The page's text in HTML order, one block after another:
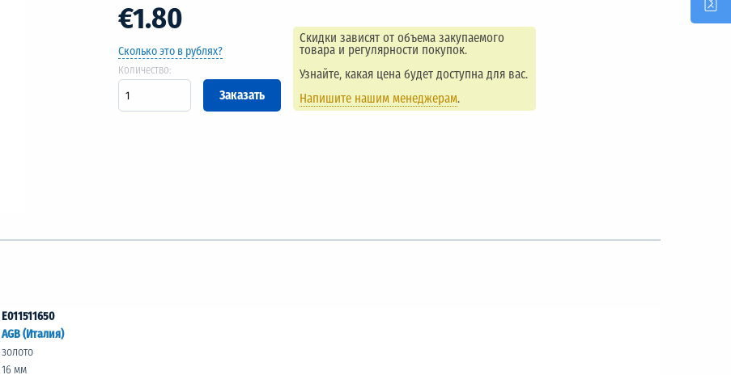
€1.80
Сколько это в рублях?
Количество:
Скидки зависят от объема закупаемого
товара и регулярности покупок.
Узнайте, какая цена будет доступна для вас.
Напишите нашим менеджерам.
E011511650
AGB (Италия)
золото
16 мм